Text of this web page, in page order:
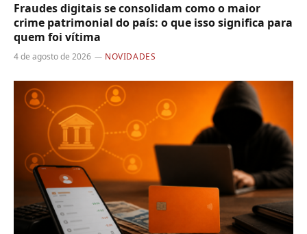
Fraudes digitais se consolidam como o maior
crime patrimonial do país: o que isso significa para
quem foi vítima
4 de agosto de 2026 NOVIDADES